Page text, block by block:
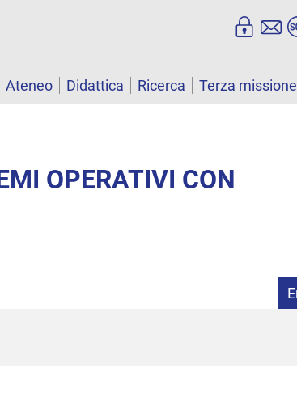
Ateneo Didattica Ricerca Terza missione
OPERATIVI CON